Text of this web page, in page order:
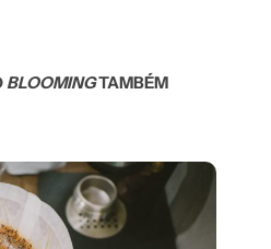
BLOOMINGTAMBÉM